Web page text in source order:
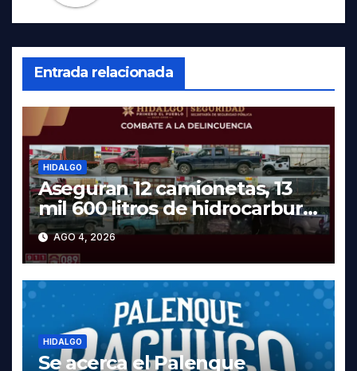
Entrada relacionada
HIDALGO
Aseguran 12 camionetas, 13
mil 600 litros de hidrocarburo
y dos vehículos robados en
Tula
AGO 4, 2026
HIDALGO
Se acerca el Palenque